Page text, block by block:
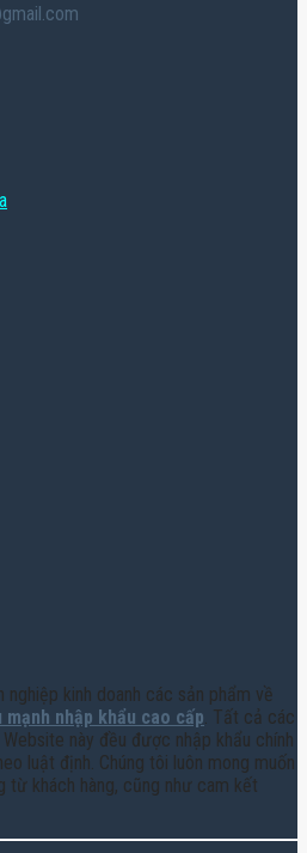
kinh doanh các sản phẩm về
mạnh nhập khẩu cao cấp. Tất cả các
này đều được nhập khẩu chính
luật định. Chúng tôi luôn mong muốn
khách hàng, cũng như cam kết